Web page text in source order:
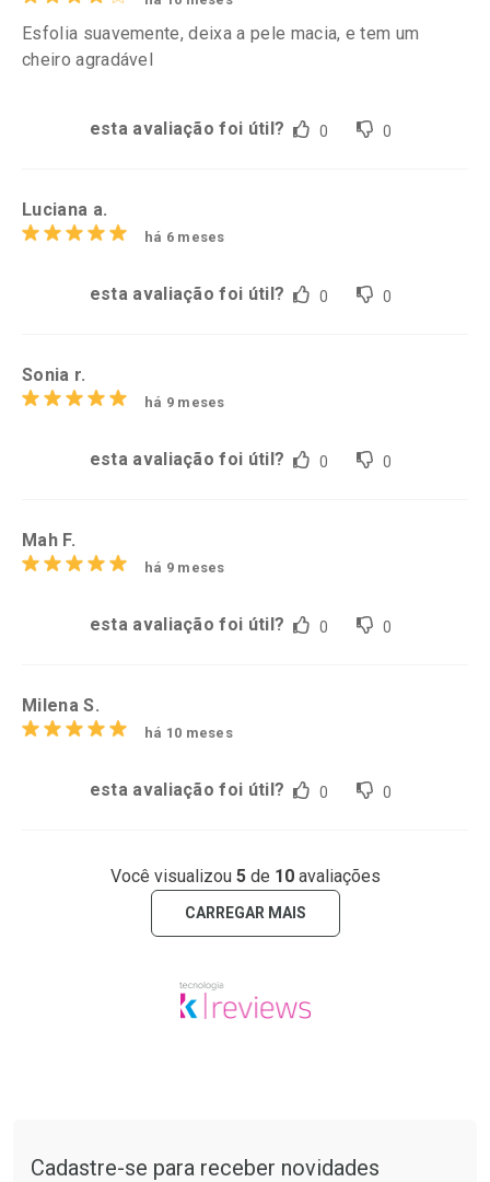
Esfolia suavemente, deixa a pele macia, e tem um
cheiro agradável
esta avaliação foi útil? 0 0
Luciana a.
há 6 meses
esta avaliação foi útil? 0 0
Sonia r.
há 9 meses
esta avaliação foi útil? 0 0
Mah F.
há 9 meses
esta avaliação foi útil? 0 0
Milena S.
há 10 meses
esta avaliação foi útil? 0 0
Você visualizou 5de 10avaliações
CARREGAR MAIS
Cadastre-se para receber novidades